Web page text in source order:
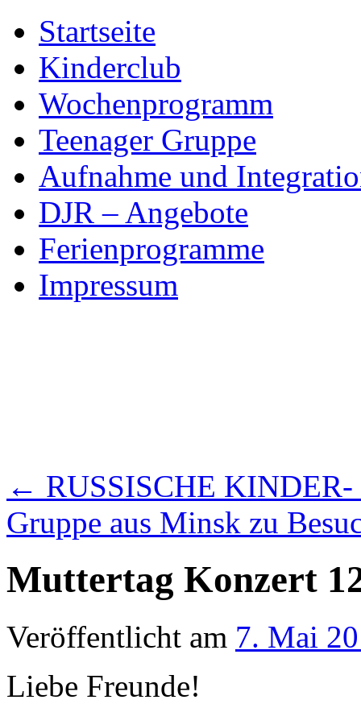
to
contentStartseite
Kinderclub
Wochenprogramm
Teenager Gruppe
Aufnahme und
DJR – Angebote
Ferienprogramme
Impressum
← RUSSISCHE
Gruppe aus Minsk zu
Muttertag Konzert
Veröffentlicht am 7. Mai
Liebe Freunde!